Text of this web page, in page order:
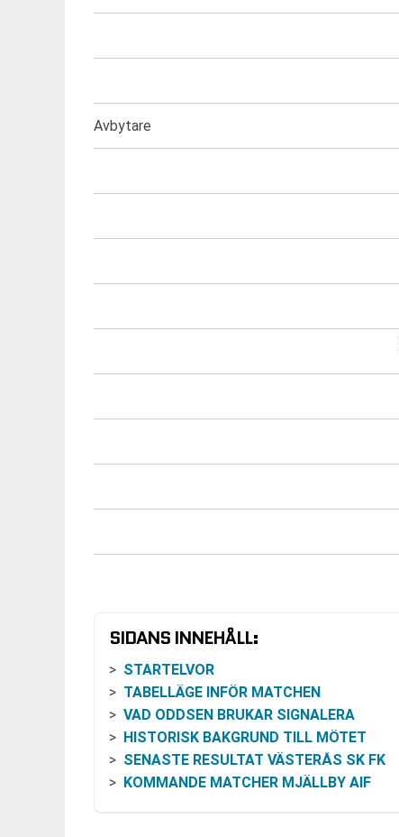
Avbytare
SIDANS INNEHÅLL:
STARTELVOR
TABELLÄGE INFÖR MATCHEN
VAD ODDSEN BRUKAR SIGNALERA
HISTORISK BAKGRUND TILL MÖTET
SENASTE RESULTAT VÄSTERÅS SK FK
KOMMANDE MATCHER MJÄLLBY AIF